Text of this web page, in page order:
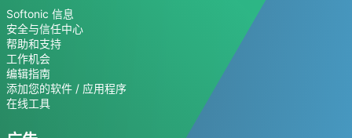
Softonic 信息
安全与信任中心
帮助和支持
工作机会
编辑指南
添加您的软件 / 应用程序
在线工具